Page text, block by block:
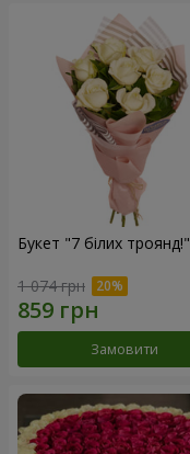
Букет "7 білих троянд!"
1 074 грн
Замовити